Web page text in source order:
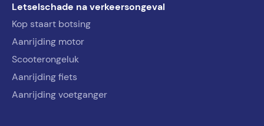
Letselschade na verkeersongeval
Kop staart botsing
Aanrijding motor
Scooterongeluk
Aanrijding fiets
Aanrijding voetganger